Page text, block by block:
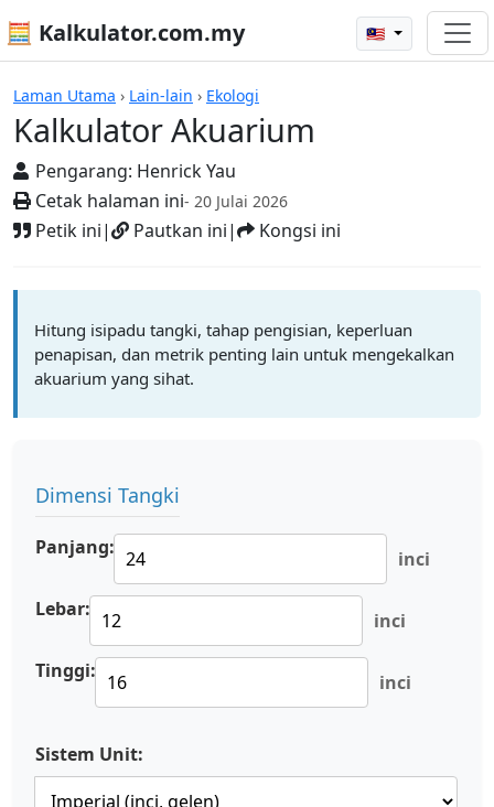
🧮 Kalkulator.com.my 🇲🇾
Laman Utama › Lain-lain › Ekologi
Kalkulator Akuarium
Pengarang: Henrick Yau
Cetak halaman ini- 20 Julai 2026
Petik ini| Pautkan ini| Kongsi ini
Kalkulator
Hitung isipadu tangki, tahap pengisian, keperluan
penapisan, dan metrik penting lain untuk mengekalkan
akuarium yang sihat.
Dimensi Tangki
Panjang: inci
Lebar: inci
Tinggi: inci
Sistem Unit: